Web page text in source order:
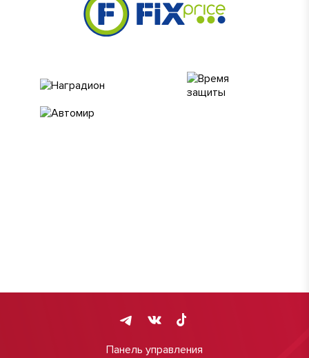
Панель управления